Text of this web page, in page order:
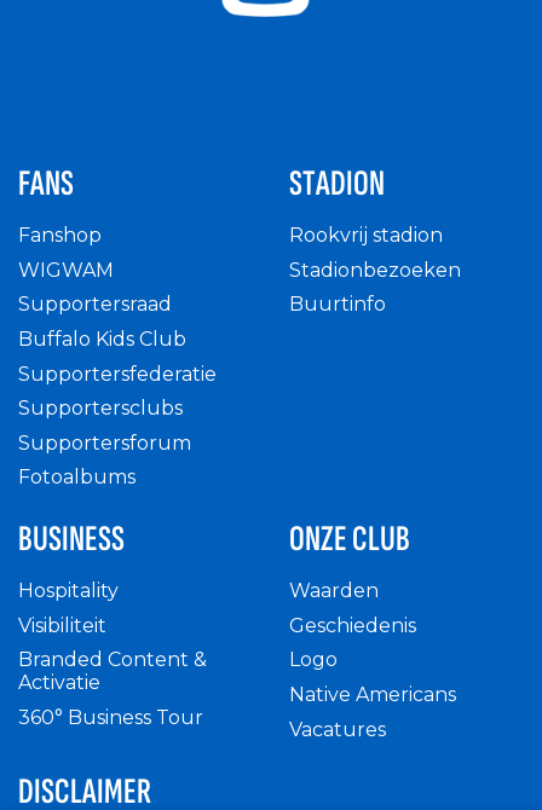
FANS
Fanshop
WIGWAM
Supportersraad
Buffalo Kids Club
Supportersfederatie
Supportersclubs
Supportersforum
Fotoalbums
STADION
Rookvrij stadion
Stadionbezoeken
Buurtinfo
BUSINESS
Hospitality
Visibiliteit
Branded Content &
Activatie
360° Business Tour
ONZE CLUB
Waarden
Geschiedenis
Logo
Native Americans
Vacatures
DISCLAIMER